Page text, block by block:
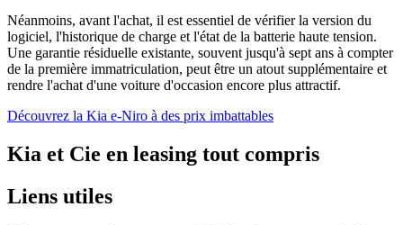
Néanmoins, avant l'achat, il est essentiel de vérifier la version du
logiciel, l'historique de charge et l'état de la batterie haute tension.
Une garantie résiduelle existante, souvent jusqu'à sept ans à compter
de la première immatriculation, peut être un atout supplémentaire et
rendre l'achat d'une voiture d'occasion encore plus attractif.
Découvrez la Kia e-Niro à des prix imbattables
Kia et Cie en leasing tout compris
Liens utiles